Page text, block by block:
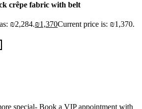
crêpe fabric with belt
₪2,284.₪1,370Current price is: ₪1,370.
special- Book a VIP appointment with